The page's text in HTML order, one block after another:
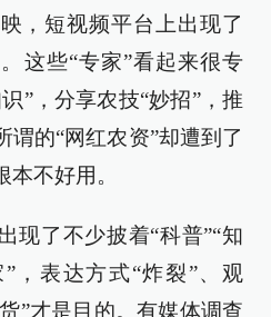
，短视频平台上出现了
这些“专家”看起来很专
”，分享农技“妙招”，推
谓的“网红农资”却遭到了
不好用。
现了不少披着“科普”“知
，表达方式“炸裂”、观
”才是目的。有媒体调查